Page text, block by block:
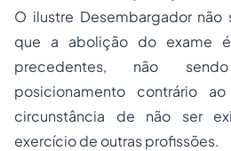
O ilustre Desembargador
que a abolição do exame
precedentes, não
posicionamento contrário
circunstância de não ser
exercício de outras profissões.